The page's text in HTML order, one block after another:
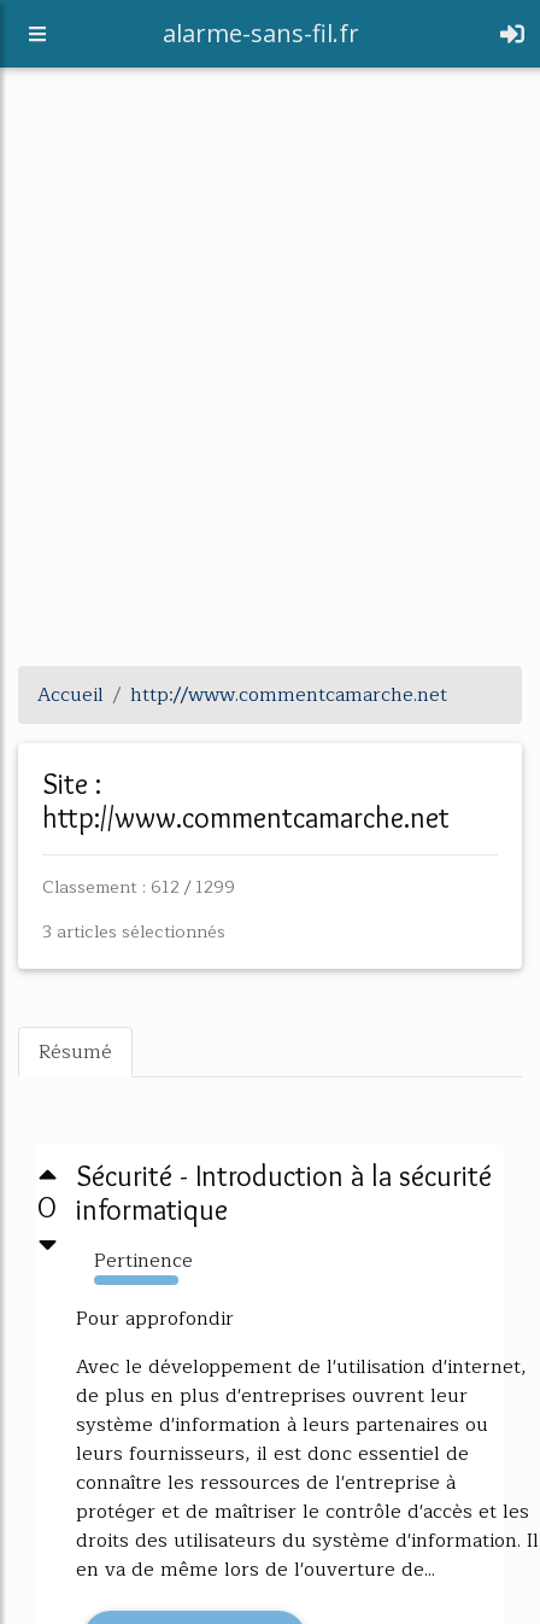
alarme-sans-fil.fr
Accueil http://www.commentcamarche.net
Site :
http://www.commentcamarche.net
Classement : 612 / 1299
3 articles sélectionnés
Résumé
0
Sécurité - Introduction à la sécurité
informatique
Pertinence
778%
Pour approfondir
Avec le développement de l'utilisation d'internet,
de plus en plus d'entreprises ouvrent leur
système d'information à leurs partenaires ou
leurs fournisseurs, il est donc essentiel de
connaître les ressources de l'entreprise à
protéger et de maîtriser le contrôle d'accès et les
droits des utilisateurs du système d'information. Il
en va de même lors de l'ouverture de...